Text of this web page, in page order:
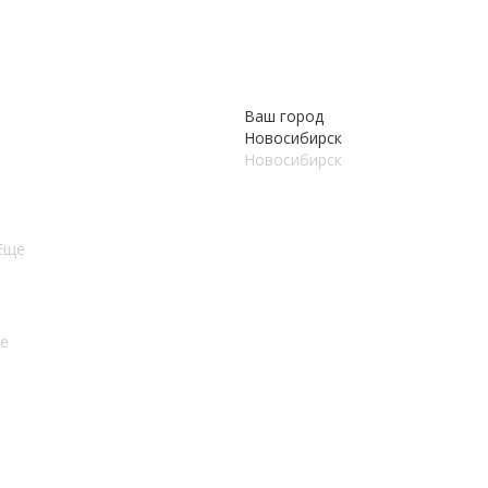
Ваш город
Новосибирск
Новосибирск